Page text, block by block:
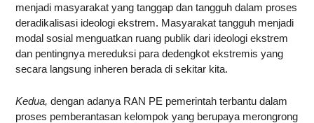
menjadi masyarakat yang tanggap dan tangguh dalam proses
deradikalisasi ideologi ekstrem. Masyarakat tangguh menjadi
modal sosial menguatkan ruang publik dari ideologi ekstrem
dan pentingnya mereduksi para dedengkot ekstremis yang
secara langsung inheren berada di sekitar kita.
Kedua, dengan adanya RAN PE pemerintah terbantu dalam
proses pemberantasan kelompok yang berupaya merongrong